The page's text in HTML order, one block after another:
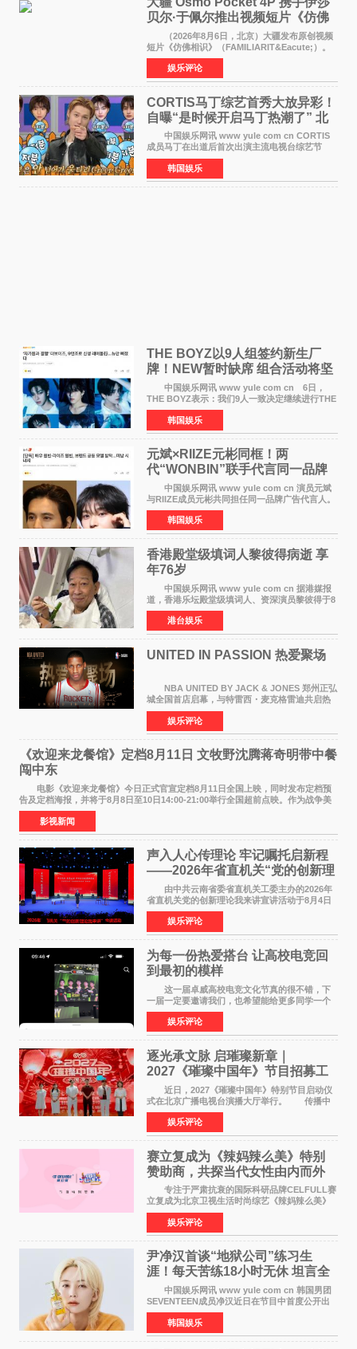
贝尔·于佩尔推出视频短片《仿佛
相识》
（2026年8月6日，北京）大疆发布原创视频
短片《仿佛相识》（FAMILIARIT&Eacute;）。
视频短片由戛纳国际电影节最佳女演员伊莎贝尔·
于佩尔（Isabelle Huppert）主演，全程使用大
疆首款双主摄口
娱乐评论
CORTIS马丁综艺首秀大放异彩！
自曝“是时候开启马丁热潮了” 北
美巡演火热进行中
中国娱乐网讯 www yule com cn CORTIS
成员马丁在出道后首次出演主流电视台综艺节
目，展现了多才多艺的魅力。 马丁出演了5日
播出的MBC《Radio Star》Fashion与Passion
之间，I&lsquo;m
韩国娱乐
THE BOYZ以9人组签约新生厂
牌！NEW暂时缺席 组合活动将坚
定不移继续
中国娱乐网讯 www yule com cn 6日，
THE BOYZ表示：我们9人一致决定继续进行THE
BOYZ组合活动，并且已经完成了组合团体活动
签约。目前正在新生厂牌下进行活动准备。尚未
离开THE BOYZ原所
韩国娱乐
元斌×RIIZE元彬同框！两
代“WONBIN”联手代言同一品牌
颜值天花板合体
中国娱乐网讯 www yule com cn 演员元斌
与RIIZE成员元彬共同担任同一品牌广告代言人。
6日据独家报道，继演员元斌之后，RIIZE元彬最
近也被选为某在线中介平台A公司的共同广告代言
人，两人将作
韩国娱乐
香港殿堂级填词人黎彼得病逝 享
年76岁​
中国娱乐网讯 www yule com cn 据港媒报
道，香港乐坛殿堂级填词人、资深演员黎彼得于8
月5日上午因病离世，终年76岁。好友钟志光透
露，黎彼得今年3月中风后便卧床休养，身体机能
持续衰退，最
港台娱乐
UNITED IN PASSION 热爱聚场
NBA UNITED BY JACK & JONES 郑州正弘
城全国首店启幕，与特雷西・麦克格雷迪共启热
爱 2026 年7 月21 日，
NBAUNITEDBYJACK&JONES 全国首店，于郑
州正弘城正式启幕。NBA 传奇球星
娱乐评论
《欢迎来龙餐馆》定档8月11日 文牧野沈腾蒋奇明带中餐
闯中东
电影《欢迎来龙餐馆》今日正式官宣定档8月11日全国上映，同时发布定档预
告及定档海报，并将于8月8日至10日14:00-21:00举行全国超前点映。作为战争美
食大片，影片讲述的是中国厨师徐福（沈腾
影视新闻
声入人心传理论 牢记嘱托启新程
——2026年省直机关“党的创新理
论我来讲”宣讲活动圆满落幕
由中共云南省委省直机关工委主办的2026年
省直机关党的创新理论我来讲宣讲活动于8月4日
至5日在昆明举办。活动以 "牢记嘱托 感恩奋进
开创云南发展新局面 "为主题，坚持以新时代中国
特色社会主义
娱乐评论
为每一份热爱搭台 让高校电竞回
到最初的模样
这一届卓威高校电竞文化节真的很不错，下
一届一定要邀请我们，也希望能给更多同学一个
来到现场的机会。 2026卓威高校电竞文化节
已经落下帷幕，在活动结束后，仍有不少高校电
竞社负责人和现
娱乐评论
逐光承文脉 启璀璨新章｜
2027《璀璨中国年》节目招募工
作圆满启动
近日，2027《璀璨中国年》特别节目启动仪
式在北京广播电视台演播大厅举行。 传播中
华优秀传统文化，弘扬纯正国风艺术，打造高规
格、高质感、正能量的文艺盛典，是璀璨中国年
矢志不渝的初心
娱乐评论
赛立复成为《辣妈辣么美》特别
赞助商，共探当代女性由内而外
活力美
专注于严肃抗衰的国际科研品牌CELFULL赛
立复成为北京卫视生活时尚综艺《辣妈辣么美》
的特别赞助商,明星辣妈袁咏仪倾情参与，向广大
都市女性传递健康生活新主张，寄语当代女性在
家庭与自我之间
娱乐评论
尹净汉首谈“地狱公司”练习生
涯！每天苦练18小时无休 坦言全
靠成员撑过来
中国娱乐网讯 www yule com cn 韩国男团
SEVENTEEN成员净汉近日在节目中首度公开出
道前的残酷练习生经历，并提及经纪公司Pledis
娱乐，引发广泛关注。 在8月2日播出的日本
TBS综艺节目《周
韩国娱乐